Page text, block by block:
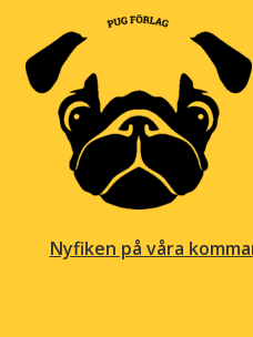
Nyfiken på våra